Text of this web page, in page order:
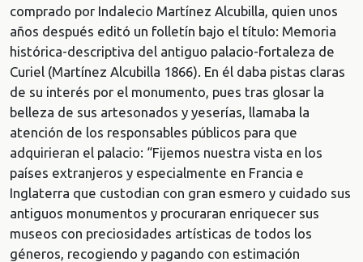
comprado por Indalecio Martínez Alcubilla, quien unos
años después editó un folletín bajo el título: Memoria
histórica-descriptiva del antiguo palacio-fortaleza de
Curiel (Martínez Alcubilla 1866). En él daba pistas claras
de su interés por el monumento, pues tras glosar la
belleza de sus artesonados y yeserías, llamaba la
atención de los responsables públicos para que
adquirieran el palacio: “Fijemos nuestra vista en los
países extranjeros y especialmente en Francia e
Inglaterra que custodian con gran esmero y cuidado sus
antiguos monumentos y procuraran enriquecer sus
museos con preciosidades artísticas de todos los
géneros, recogiendo y pagando con estimación